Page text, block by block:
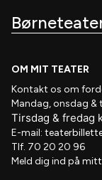
OM MIT TEATER
Kontakt os om
Mandag, onsdag &
Tirsdag & fredag
E-mail:
Tlf. 70 20 20 96
Meld dig ind på